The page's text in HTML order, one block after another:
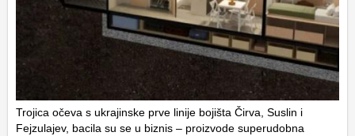
Trojica očeva s ukrajinske prve linije bojišta Čirva, Suslin i
Fejzulajev, bacila su se u biznis – proizvode superudobna